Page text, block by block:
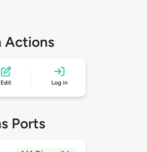
Actions
Edit Log in
Ports